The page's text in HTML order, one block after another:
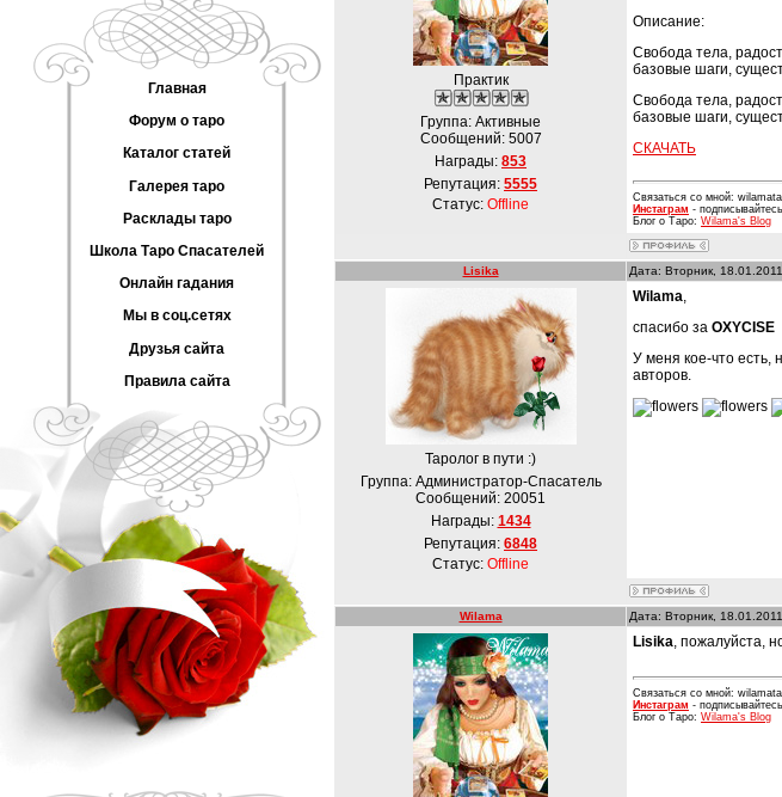
Главная
Форум о таро
Каталог статей
Галерея таро
Расклады таро
Школа Таро Спасателей
Онлайн гадания
Мы в соц.сетях
Друзья сайта
Правила сайта
Практик
Группа: Активные
Сообщений: 5007
Награды: 853
Репутация: 5555
Статус: Offline
Описание:
Свобода тела,
базовые шаги,
Свобода тела,
базовые шаги,
СКАЧАТЬ
Связаться со мной:
Инстаграм -
Блог о Таро: Wilama's Blog
Lisika Дата: Вторник,
Таролог в пути :)
Группа: Администратор-Спасатель
Сообщений: 20051
Награды: 1434
Репутация: 6848
Статус: Offline
Wilama,
спасибо за OXYCISE
У меня кое-что есть,
авторов.
Wilama Дата: Вторник,
Lisika, пожалуйста,
Связаться со мной:
Инстаграм -
Блог о Таро: Wilama's Blog